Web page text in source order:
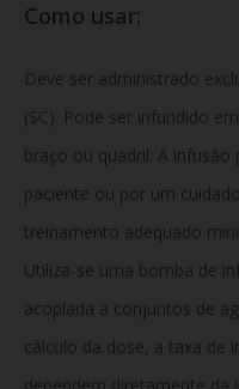
Como usar:
Deve ser administrado
(SC). Pode ser infundido
braço ou quadril. A infusão
paciente ou por um
treinamento adequado
Utiliza-se uma bomba de
acoplada a conjuntos de
cálculo da dose, a taxa de